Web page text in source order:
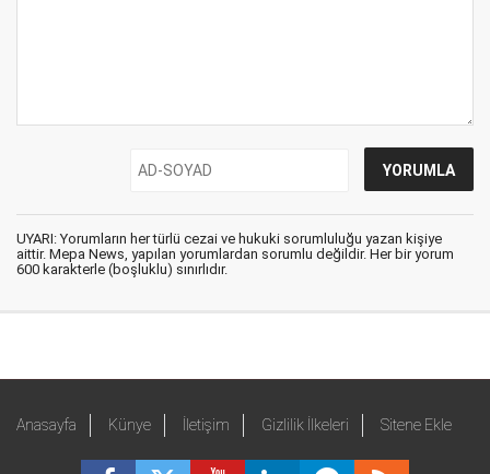
UYARI: Yorumların her türlü cezai ve hukuki sorumluluğu yazan kişiye
aittir. Mepa News, yapılan yorumlardan sorumlu değildir. Her bir yorum
600 karakterle (boşluklu) sınırlıdır.
Anasayfa Künye İletişim Gizlilik İlkeleri Sitene Ekle